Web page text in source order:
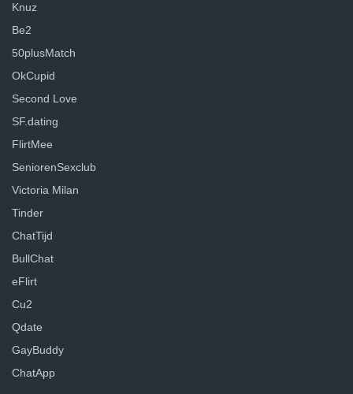
Knuz
Be2
50plusMatch
OkCupid
Second Love
SF.dating
FlirtMee
SeniorenSexclub
Victoria Milan
Tinder
ChatTijd
BullChat
eFlirt
Cu2
Qdate
GayBuddy
ChatApp